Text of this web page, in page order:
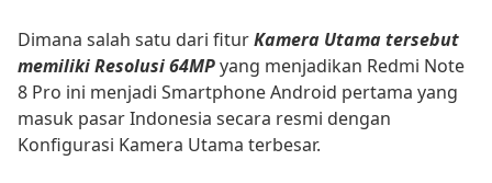
Dimana salah satu dari fiturKamera Utama tersebut
memiliki Resolusi 64MPyang menjadikan Redmi Note
8 Pro ini menjadi Smartphone Android pertama yang
masuk pasar Indonesia secara resmi dengan
Konfigurasi Kamera Utama terbesar.